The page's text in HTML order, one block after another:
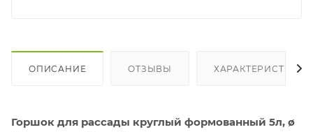
ОПИСАНИЕ ОТЗЫВЫ ХАРАКТЕРИСТИКИ
Горшок для рассады круглый формованный 5л, ø